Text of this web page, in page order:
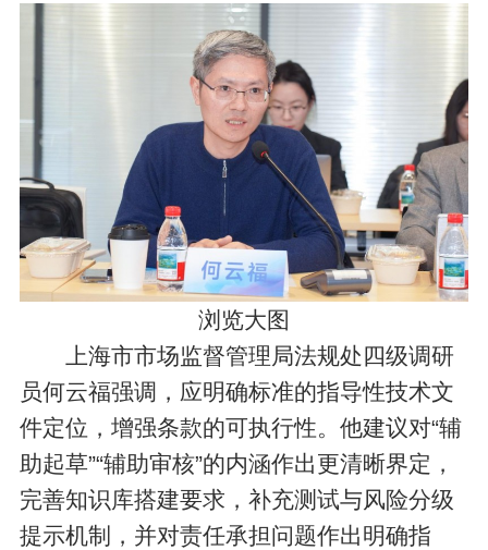
浏览大图
上海市市场监督管理局法规处四级调研
员何云福强调，应明确标准的指导性技术文
件定位，增强条款的可执行性。他建议对“辅
助起草”“辅助审核”的内涵作出更清晰界定，
完善知识库搭建要求，补充测试与风险分级
提示机制，并对责任承担问题作出明确指